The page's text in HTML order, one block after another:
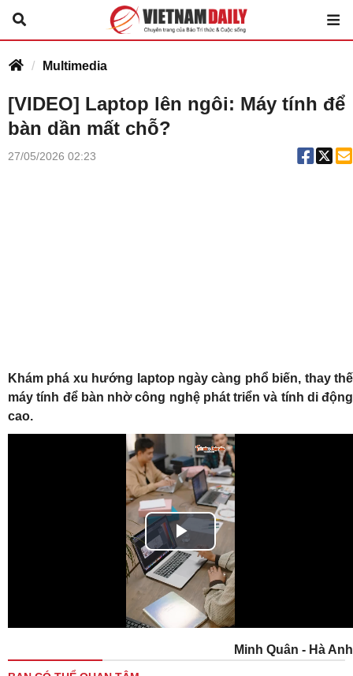
Multimedia
[VIDEO] Laptop lên ngôi: Máy tính để
bàn dần mất chỗ?
27/05/2026 02:23
Khám phá xu hướng laptop ngày càng phổ biến, thay thế
máy tính để bàn nhờ công nghệ phát triển và tính di động
cao.
Play
Video
Minh Quân - Hà Anh